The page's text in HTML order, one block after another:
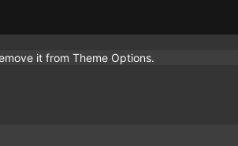
it from Theme Options.